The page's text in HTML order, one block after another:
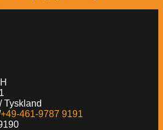
Tyskland
+49-461-9787 9191